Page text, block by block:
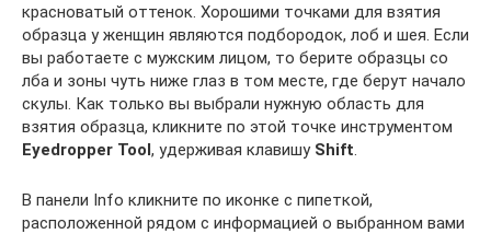
красноватый оттенок. Хорошими точками для взятия
образца у женщин являются подбородок, лоб и шея. Если
вы работаете с мужским лицом, то берите образцы со
лба и зоны чуть ниже глаз в том месте, где берут начало
скулы. Как только вы выбрали нужную область для
взятия образца, кликните по этой точке инструментом
Eyedropper Tool, удерживая клавишу Shift
В панели Info кликните по иконке с пипеткой,
расположенной рядом с информацией о выбранном вами